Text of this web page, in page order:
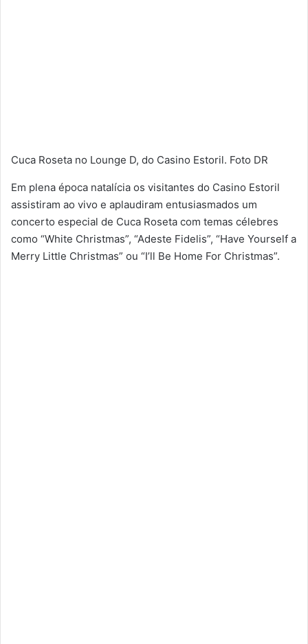
Cuca Roseta no Lounge D, do Casino Estoril. Foto DR
Em plena época natalícia os visitantes do Casino Estoril
assistiram ao vivo e aplaudiram entusiasmados um
concerto especial de Cuca Roseta com temas célebres
como “White Christmas”, “Adeste Fidelis”, “Have Yourself a
Merry Little Christmas” ou “I’ll Be Home For Christmas”.